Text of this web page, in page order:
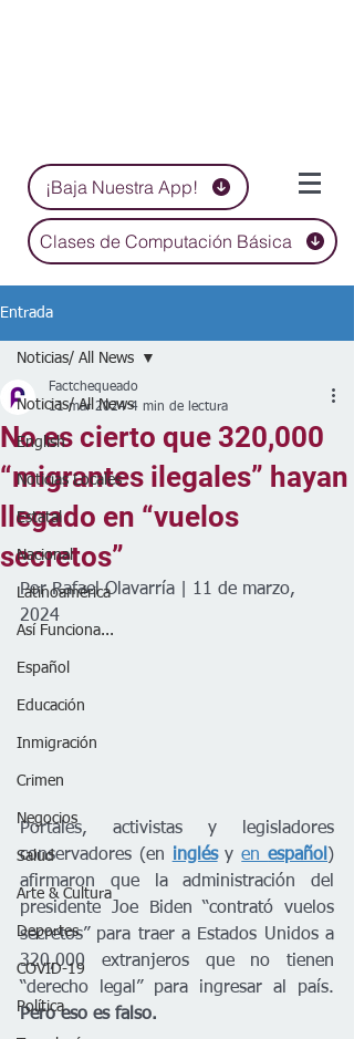
¡Baja Nuestra App!
Clases de Computación Básica
Entrada
Noticias/ All News
English
Noticias Locales
Estatal
Nacional
Latinoamérica
Así Funciona...
Español
Educación
Inmigración
Crimen
Negocios
Salud
Arte & Cultura
Deportes
COVID-19
Política
Noticias/ All News
No es cierto que 320,000
“migrantes ilegales” hayan
llegado en “vuelos
secretos”
Factchequeado
11 mar 2024 4 min de lectura
Por Rafael Olavarría | 11 de marzo,
2024
Portales, activistas y legisladores
conservadores (en inglés y en español )
afirmaron que la administración del
presidente Joe Biden “contrató vuelos
secretos” para traer a Estados Unidos a
320,000 extranjeros que no tienen
Pero eso es falso.